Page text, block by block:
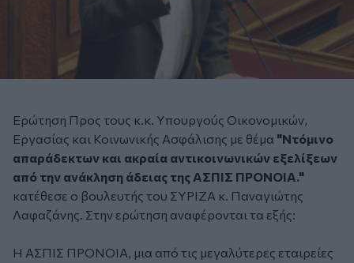
Ερώτηση Προς τους κ.κ. Υπουργούς Οικονομικών,
Εργασίας και Κοινωνικής Ασφάλισης με θέμα "Ντόμινο
απαράδεκτων και ακραία αντικοινωνικών εξελίξεων
από την ανάκληση άδειας της ΑΣΠΙΣ ΠΡΟΝΟΙΑ."
κατέθεσε ο βουλευτής του ΣΥΡΙΖΑ κ. Παναγιώτης
Λαφαζάνης. Στην ερώτηση αναφέρονται τα εξής:
Η ΑΣΠΙΣ ΠΡΟΝΟΙΑ, μια από τις μεγαλύτερες εταιρείες